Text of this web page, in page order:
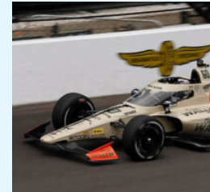
мечтал
об
этом
обгоне